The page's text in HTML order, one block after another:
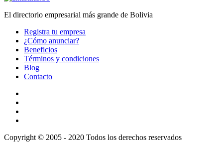
El directorio empresarial más grande de Bolivia
Registra tu empresa
¿Cómo anunciar?
Beneficios
Términos y condiciones
Blog
Contacto
Copyright © 2005 - 2020 Todos los derechos reservados